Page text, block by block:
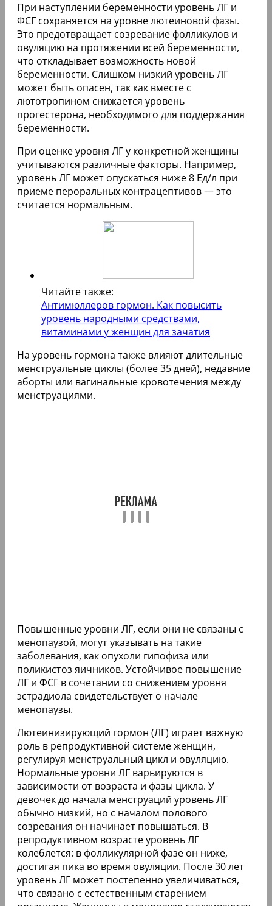
При наступлении беременности уровень ЛГ и
ФСГ сохраняется на уровне лютеиновой фазы.
Это предотвращает созревание фолликулов и
овуляцию на протяжении всей беременности,
что откладывает возможность новой
беременности. Слишком низкий уровень ЛГ
может быть опасен, так как вместе с
лютотропином снижается уровень
прогестерона, необходимого для поддержания
беременности.
При оценке уровня ЛГ у конкретной женщины
учитываются различные факторы. Например,
уровень ЛГ может опускаться ниже 8 Ед/л при
приеме пероральных контрацептивов — это
считается нормальным.
Читайте также:
Антимюллеров гормон. Как повысить
уровень народными средствами,
витаминами у женщин для зачатия
На уровень гормона также влияют длительные
менструальные циклы (более 35 дней), недавние
аборты или вагинальные кровотечения между
менструациями.
Повышенные уровни ЛГ, если они не связаны с
менопаузой, могут указывать на такие
заболевания, как опухоли гипофиза или
поликистоз яичников. Устойчивое повышение
ЛГ и ФСГ в сочетании со снижением уровня
эстрадиола свидетельствует о начале
менопаузы.
Лютеинизирующий гормон (ЛГ) играет важную
роль в репродуктивной системе женщин,
регулируя менструальный цикл и овуляцию.
Нормальные уровни ЛГ варьируются в
зависимости от возраста и фазы цикла. У
девочек до начала менструаций уровень ЛГ
обычно низкий, но с началом полового
созревания он начинает повышаться. В
репродуктивном возрасте уровень ЛГ
колеблется: в фолликулярной фазе он ниже,
достигая пика во время овуляции. После 30 лет
уровень ЛГ может постепенно увеличиваться,
что связано с естественным старением